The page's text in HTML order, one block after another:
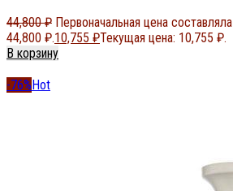
44,800₽ Первоначальная цена составляла
44,800 ₽.10,755 ₽Текущая цена: 10,755 ₽.
В корзину
-76%Hot